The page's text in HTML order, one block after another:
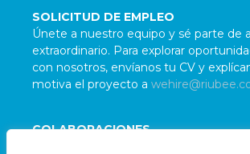
COLABORACIONES
SOLICITUD DE EMPLEO
Únete a nuestro equipo y sé parte de
extraordinario. Para explorar
con nosotros, envíanos tu CV y
motiva el proyecto a